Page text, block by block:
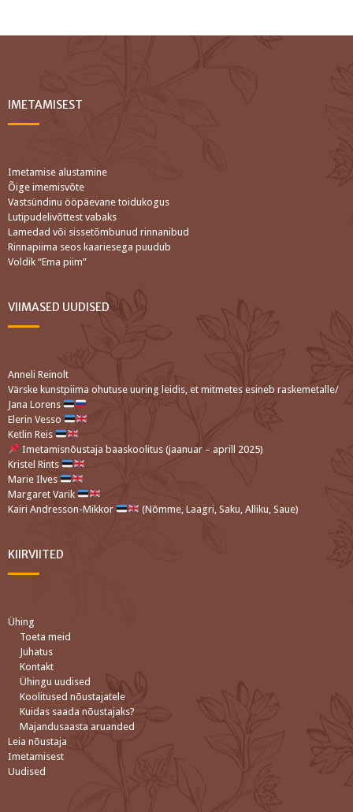
IMETAMISEST
Imetamise alustamine
Õige imemisvõte
Vastsündinu ööpäevane toidukogus
Lutipudelivõttest vabaks
Lamedad või sissetõmbunud rinnanibud
Rinnapiima seos kaariesega puudub
Voldik “Ema piim”
VIIMASED UUDISED
Anneli Reinolt
Värske kunstpiima ohutuse uuring leidis, et mitmetes esineb raskemetalle/
Jana Lorens
Elerin Vesso
Ketlin Reis
Imetamisnõustaja baaskoolitus (jaanuar – aprill 2025)
Kristel Rints
Marie Ilves
Margaret Varik
Kairi Andresson-Mikkor
(Nõmme, Laagri, Saku, Alliku, Saue)
KIIRVIITED
Ühing
Toeta meid
Juhatus
Kontakt
Ühingu uudised
Koolitused nõustajatele
Kuidas saada nõustajaks?
Majandusaasta aruanded
Leia nõustaja
Imetamisest
Uudised